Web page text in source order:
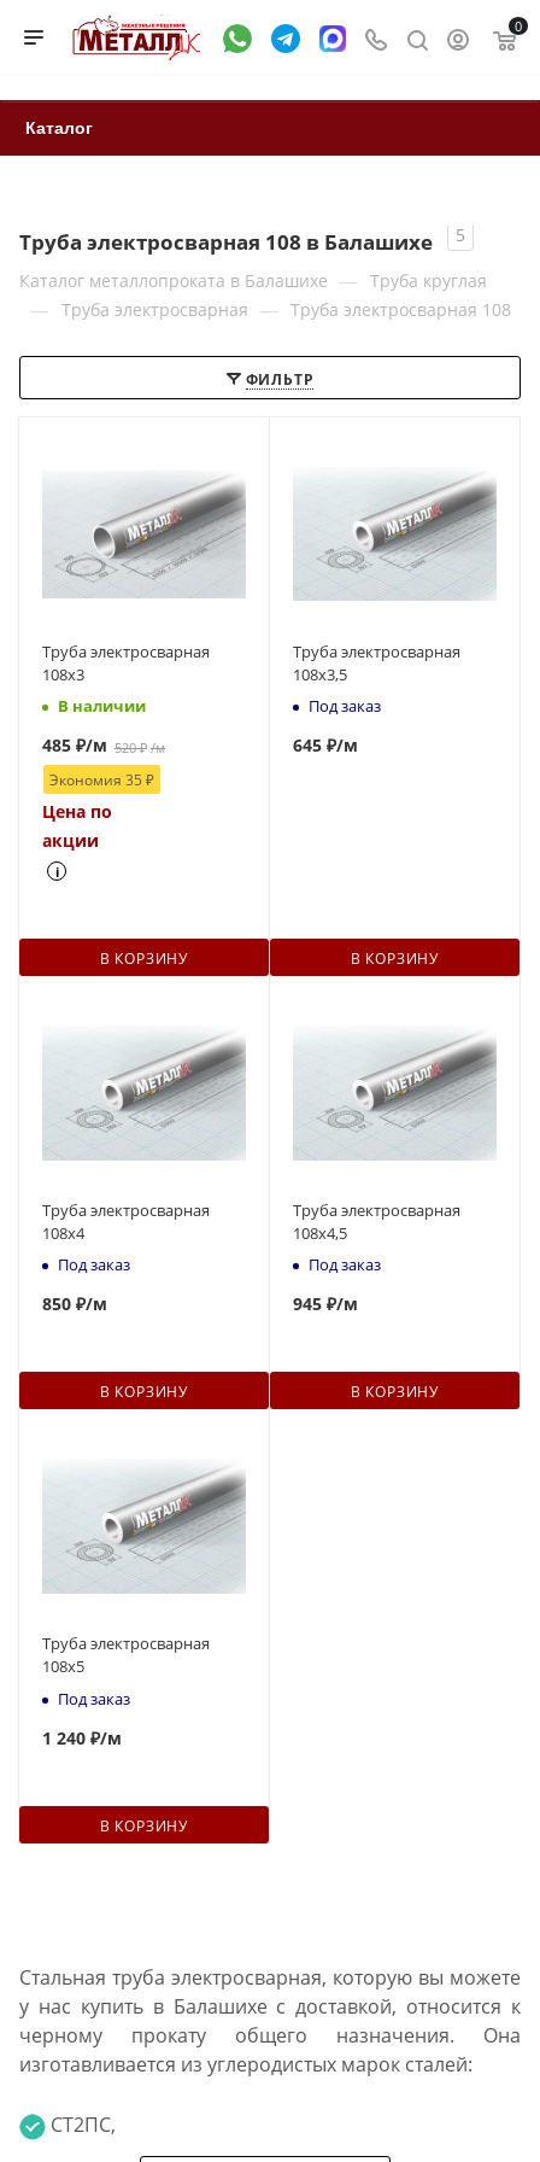
0
Каталог
Труба электросварная 108 в Балашихе
5
Каталог металлопроката в Балашихе — Труба круглая
— Труба электросварная — Труба электросварная 108
ФИЛЬТР
Труба электросварная
108x3
В наличии
520₽ /м
485 ₽/м
Экономия 35 ₽
Цена по
акции
i
В КОРЗИНУ
Труба электросварная
108х3,5
Под заказ
645 ₽/м
В КОРЗИНУ
Труба электросварная
108х4
Под заказ
850 ₽/м
В КОРЗИНУ
Труба электросварная
108х4,5
Под заказ
945 ₽/м
В КОРЗИНУ
Труба электросварная
108х5
Под заказ
1 240 ₽/м
В КОРЗИНУ
Стальная труба электросварная, которую вы можете
у нас купить в Балашихе с доставкой, относится к
черному прокату общего назначения. Она
изготавливается из углеродистых марок сталей:
СТ2ПС,